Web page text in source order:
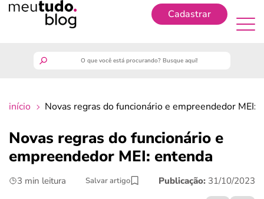
Cadastrar
finanças
benefícios
início Novas regras do funcionário e empreendedor MEI:
Novas regras do funcionário e
empreendedor MEI: entenda
3 min leitura Salvar artigo Publicação: 31/10/2023